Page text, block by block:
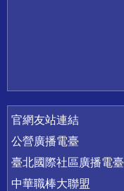
官網友站連結
公營廣播電臺
臺北國際社區廣播電臺
中華職棒大聯盟